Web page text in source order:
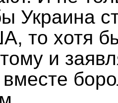
Украина
то хотя
и